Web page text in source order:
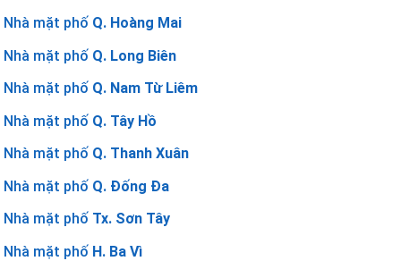
Nhà mặt phố Q. Hoàng Mai
Nhà mặt phố Q. Long Biên
Nhà mặt phố Q. Nam Từ Liêm
Nhà mặt phố Q. Tây Hồ
Nhà mặt phố Q. Thanh Xuân
Nhà mặt phố Q. Đống Đa
Nhà mặt phố Tx. Sơn Tây
Nhà mặt phố H. Ba Vì